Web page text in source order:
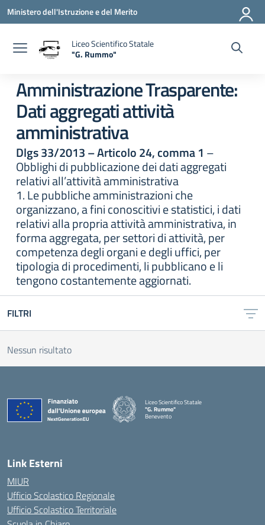
Vai ai contenuti
Vai al menu di navigazione
Vai al footer
Ministero dell'Istruzione e del Merito
Liceo Scientifico Statale
"G. Rummo"
Amministrazione Trasparente:
Dati aggregati attività
amministrativa
Dlgs 33/2013 – Articolo 24, comma 1 –
Obblighi di pubblicazione dei dati aggregati
relativi all’attività amministrativa
1. Le pubbliche amministrazioni che
organizzano, a fini conoscitivi e statistici, i dati
relativi alla propria attività amministrativa, in
forma aggregata, per settori di attività, per
competenza degli organi e degli uffici, per
tipologia di procedimenti, li pubblicano e li
tengono costantemente aggiornati.
FILTRI
Nessun risultato
Liceo Scientifico Statale
"G. Rummo"
Benevento
Link Esterni
MIUR
Ufficio Scolastico Regionale
Ufficio Scolastico Territoriale